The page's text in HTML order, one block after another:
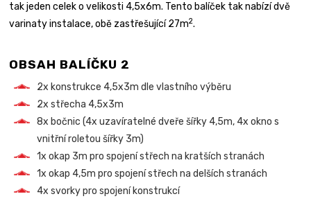
tak jeden celek o velikosti 4,5x6m. Tento balíček tak nabízí dvě
varinaty instalace, obě zastřešující 27m2.
OBSAH BALÍČKU 2
2x konstrukce 4,5x3m dle vlastního výběru
2x střecha 4,5x3m
8x bočnic (4x uzavíratelné dveře šířky 4,5m, 4x okno s
vnitřní roletou šířky 3m)
1x okap 3m pro spojení střech na kratších stranách
1x okap 4,5m pro spojení střech na delších stranách
4x svorky pro spojení konstrukcí